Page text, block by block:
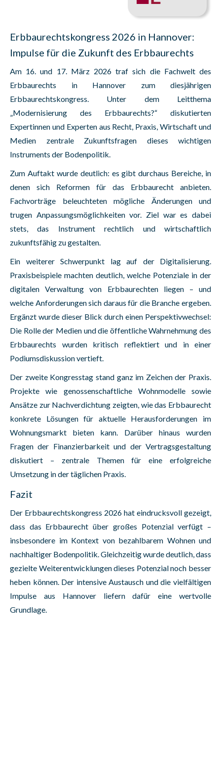
Erbbaurechtskongress 2026 in Hannover:
Impulse für die Zukunft des Erbbaurechts
Am 16. und 17. März 2026 traf sich die Fachwelt des
Erbbaurechts in Hannover zum diesjährigen
Erbbaurechtskongress. Unter dem Leitthema
„Modernisierung des Erbbaurechts?“ diskutierten
Expertinnen und Experten aus Recht, Praxis, Wirtschaft und
Medien zentrale Zukunftsfragen dieses wichtigen
Instruments der Bodenpolitik.
Zum Auftakt wurde deutlich: es gibt durchaus Bereiche, in
denen sich Reformen für das Erbbaurecht anbieten.
Fachvorträge beleuchteten mögliche Änderungen und
trugen Anpassungsmöglichkeiten vor. Ziel war es dabei
stets, das Instrument rechtlich und wirtschaftlich
zukunftsfähig zu gestalten.
Ein weiterer Schwerpunkt lag auf der Digitalisierung.
Praxisbeispiele machten deutlich, welche Potenziale in der
digitalen Verwaltung von Erbbaurechten liegen – und
welche Anforderungen sich daraus für die Branche ergeben.
Ergänzt wurde dieser Blick durch einen Perspektivwechsel:
Die Rolle der Medien und die öffentliche Wahrnehmung des
Erbbaurechts wurden kritisch reflektiert und in einer
Podiumsdiskussion vertieft.
Der zweite Kongresstag stand ganz im Zeichen der Praxis.
Projekte wie genossenschaftliche Wohnmodelle sowie
Ansätze zur Nachverdichtung zeigten, wie das Erbbaurecht
konkrete Lösungen für aktuelle Herausforderungen im
Wohnungsmarkt bieten kann. Darüber hinaus wurden
Fragen der Finanzierbarkeit und der Vertragsgestaltung
diskutiert – zentrale Themen für eine erfolgreiche
Umsetzung in der täglichen Praxis.
Fazit
Der Erbbaurechtskongress 2026 hat eindrucksvoll gezeigt,
dass das Erbbaurecht über großes Potenzial verfügt –
insbesondere im Kontext von bezahlbarem Wohnen und
nachhaltiger Bodenpolitik. Gleichzeitig wurde deutlich, dass
gezielte Weiterentwicklungen dieses Potenzial noch besser
heben können. Der intensive Austausch und die vielfältigen
Impulse aus Hannover liefern dafür eine wertvolle
Grundlage.